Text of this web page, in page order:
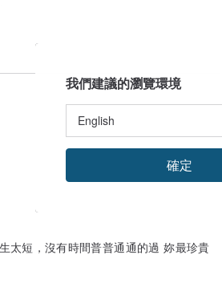
太短，沒有時間普普通通的過 妳最珍貴
我們建議的瀏覽環境
確定